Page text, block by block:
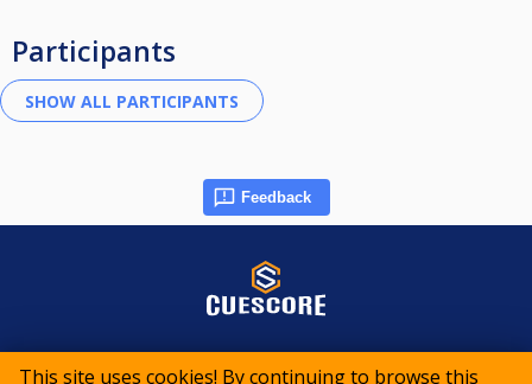
This site uses cookies! By continuing to browse this
Participants
Feedback
© 2015-2026 CueScore International